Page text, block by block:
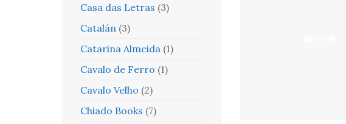
Casa das Letras (3)
Catalán (3)
Catarina Almeida (1)
Cavalo de Ferro (1)
Cavalo Velho (2)
Chiado Books (7)